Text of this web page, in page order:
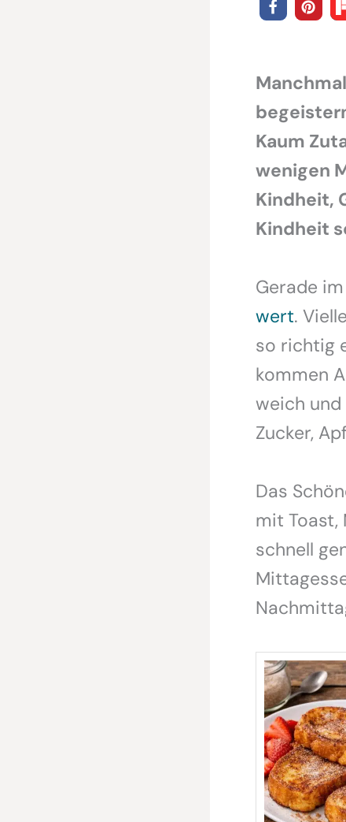
Kaum
wenigen
Kindheit,
Kindheit
Gerade
wert.
so richtig
kommen
weich
Zucker,
Das
mit Toast,
schnell